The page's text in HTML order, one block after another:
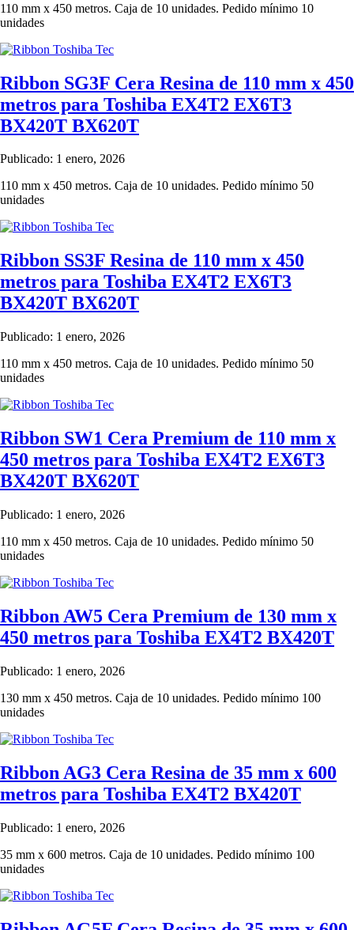
110 mm x 450 metros. Caja de 10 unidades. Pedido mínimo 10
unidades
Ribbon SG3F Cera Resina de 110 mm x 450
metros para Toshiba EX4T2 EX6T3
BX420T BX620T
Publicado: 1 enero, 2026
110 mm x 450 metros. Caja de 10 unidades. Pedido mínimo 50
unidades
Ribbon SS3F Resina de 110 mm x 450
metros para Toshiba EX4T2 EX6T3
BX420T BX620T
Publicado: 1 enero, 2026
110 mm x 450 metros. Caja de 10 unidades. Pedido mínimo 50
unidades
Ribbon SW1 Cera Premium de 110 mm x
450 metros para Toshiba EX4T2 EX6T3
BX420T BX620T
Publicado: 1 enero, 2026
110 mm x 450 metros. Caja de 10 unidades. Pedido mínimo 50
unidades
Ribbon AW5 Cera Premium de 130 mm x
450 metros para Toshiba EX4T2 BX420T
Publicado: 1 enero, 2026
130 mm x 450 metros. Caja de 10 unidades. Pedido mínimo 100
unidades
Ribbon AG3 Cera Resina de 35 mm x 600
metros para Toshiba EX4T2 BX420T
Publicado: 1 enero, 2026
35 mm x 600 metros. Caja de 10 unidades. Pedido mínimo 100
unidades